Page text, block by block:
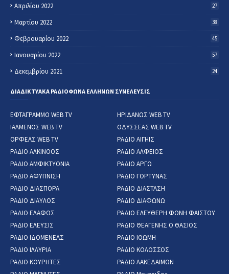
Απριλίου 2022 27
Μαρτίου 2022 38
Φεβρουαρίου 2022 45
Ιανουαρίου 2022 57
Δεκεμβρίου 2021 24
ΔΙΑΔΙΚΤΥΑΚΑ ΡΑΔΙΟΦΩΝΑ ΕΛΛΗΝΩΝ ΣΥΝΕΛΕΥΣΙΣ
ΕΦΤΑΓΡΑΜΜΟ WEB TV
ΗΡΙΔΑΝΩΣ WEB TV
ΙΑΛΜΕΝΟΣ WEB TV
ΟΔΥΣΣΕΑΣ WEB TV
ΟΡΦΕΑΣ WEB TV
ΡΑΔΙΟ ΑΙΓΗΙΣ
ΡΑΔΙΟ ΑΛΚΙΝΟΟΣ
ΡΑΔΙΟ ΑΛΦΕΙΟΣ
ΡΑΔΙΟ ΑΜΦΙΚΤΥΟΝΙΑ
ΡΑΔΙΟ ΑΡΓΩ
ΡΑΔΙΟ ΑΦΥΠΝΙΣΗ
ΡΑΔΙΟ ΓΟΡΤΥΝΑΣ
ΡΑΔΙΟ ΔΙΑΣΠΟΡΑ
ΡΑΔΙΟ ΔΙΑΣΤΑΣΗ
ΡΑΔΙΟ ΔΙΑΥΛΟΣ
ΡΑΔΙΟ ΔΙΑΦΩΝΩ
ΡΑΔΙΟ ΕΛΑΦΩΣ
ΡΑΔΙΟ ΕΛΕΥΘΕΡΗ ΦΩΝΗ ΦΑΙΣΤΟΥ
ΡΑΔΙΟ ΕΛΕΥΣΙΣ
ΡΑΔΙΟ ΘΕΑΓΕΝΗΣ Ο ΘΑΣΙΟΣ
ΡΑΔΙΟ ΙΔΟΜΕΝΕΑΣ
ΡΑΔΙΟ ΙΘΩΜΗ
ΡΑΔΙΟ ΙΛΛΥΡΙΑ
ΡΑΔΙΟ ΚΟΛΟΣΣΟΣ
ΡΑΔΙΟ ΚΟΥΡΗΤΕΣ
ΡΑΔΙΟ ΛΑΚΕΔΑΙΜΩΝ